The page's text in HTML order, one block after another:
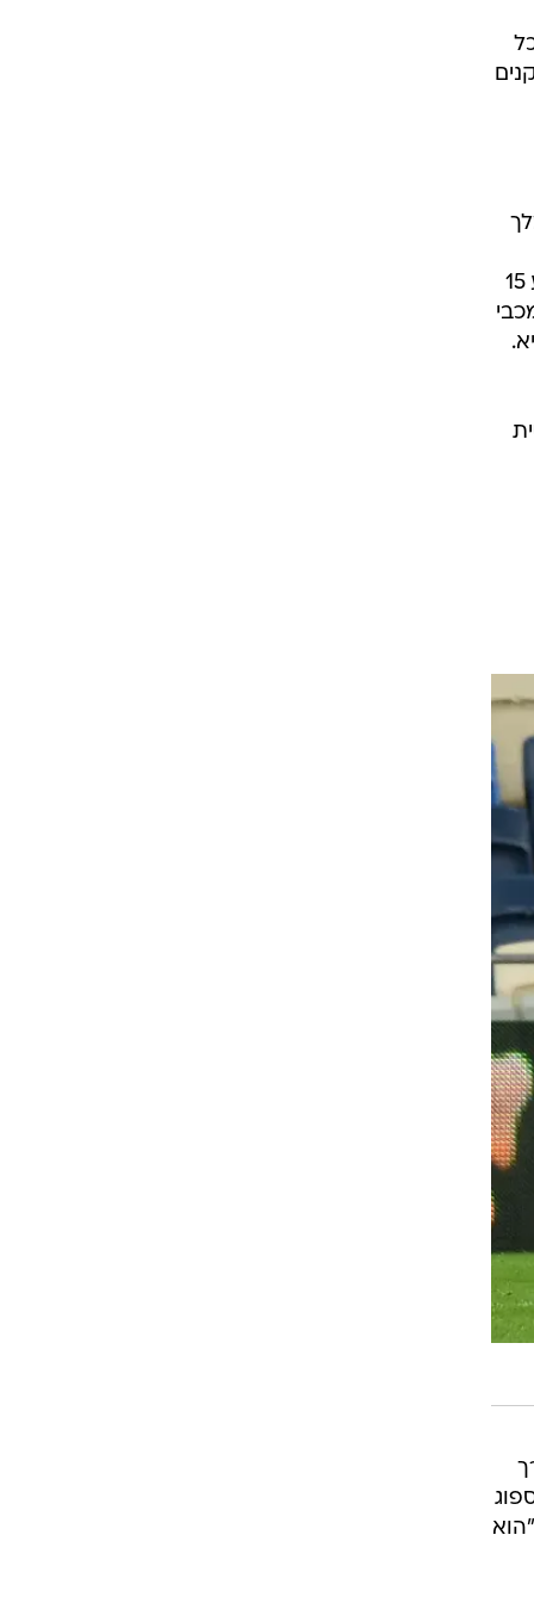
שכבש העונה תשעה שערי ליגה ו-12 בכל
"אלון הוכיח את עצמו בתור שחקן צעיר, מי בגילו הבקיע 15 שערים במכבי חיפה? מי בכלל הבקיע 15